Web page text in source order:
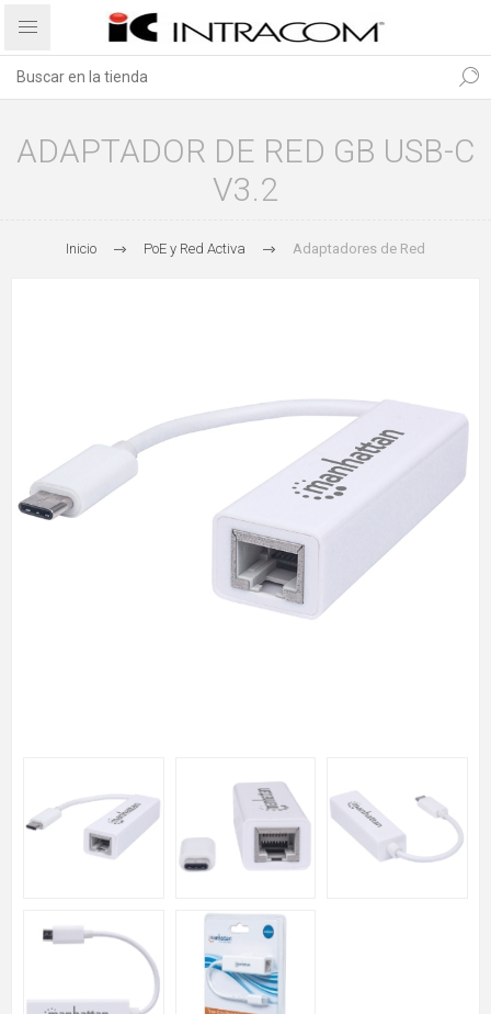
ADAPTADOR DE RED GB USB-C
V3.2
Inicio PoE y Red Activa Adaptadores de Red